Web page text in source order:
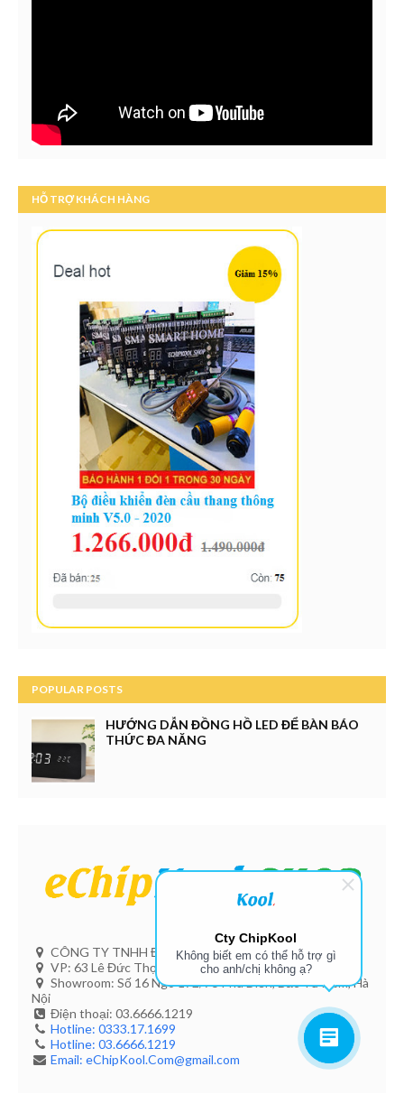
HỖ TRỢ KHÁCH HÀNG
POPULAR POSTS
HƯỚNG DẪN ĐỒNG HỒ LED ĐỂ BÀN BÁO
THỨC ĐA NĂNG
CÔNG TY TNHH ĐIỆN TỬ ECHIPKOOL
VP: 63 Lê Đức Thọ - Hà Nội
Showroom: Số 16 Ngõ 172/76 Phú Diễn, Bắc Từ Liêm, Hà
Nội
Điện thoại: 03.6666.1219
Hotline: 0333.17.1699
Hotline: 03.6666.1219
Email: eChipKool.Com@gmail.com
Cty ChipKool
Không biết em có thể hỗ trợ gì
cho anh/chị không ạ?